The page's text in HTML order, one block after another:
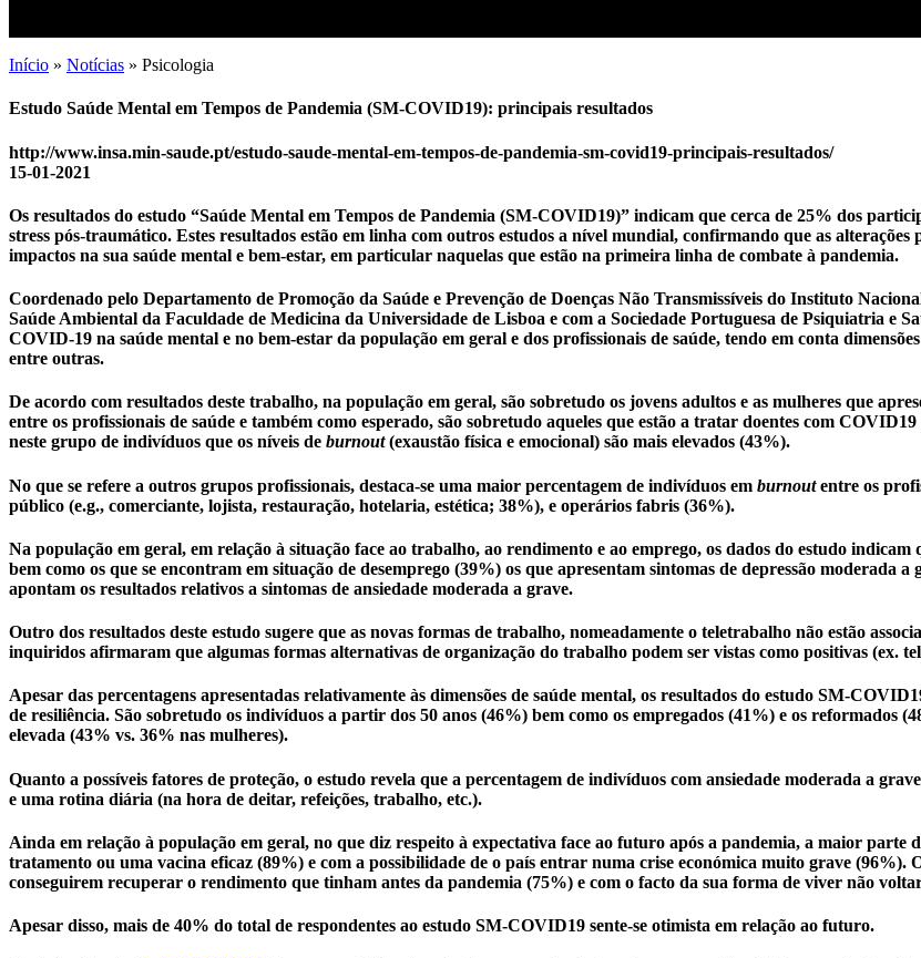
Início » Notícias » Psicologia
Estudo Saúde Mental em Tempos de Pandemia (SM-COVID19): principais resultados
http://www.insa.min-saude.pt/estudo-saude-mental-em-tempos-de-pandemia-sm-covid19-principais-resultados/
15-01-2021
Os resultados do estudo “Saúde Mental em Tempos de Pandemia (SM-COVID19)” indicam que cerca de 25% dos
stress pós-traumático. Estes resultados estão em linha com outros estudos a nível mundial, confirmando que as
impactos na sua saúde mental e bem-estar, em particular naquelas que estão na primeira linha de combate à pandemia.
Coordenado pelo Departamento de Promoção da Saúde e Prevenção de Doenças Não Transmissíveis do Instituto
Saúde Ambiental da Faculdade de Medicina da Universidade de Lisboa e com a Sociedade Portuguesa de Psiquiatria e
COVID-19 na saúde mental e no bem-estar da população em geral e dos profissionais de saúde, tendo em conta
entre outras.
De acordo com resultados deste trabalho, na população em geral, são sobretudo os jovens adultos e as mulheres que
entre os profissionais de saúde e também como esperado, são sobretudo aqueles que estão a tratar doentes com
neste grupo de indivíduos que os níveis de burnout(exaustão física e emocional) são mais elevados (43%).
No que se refere a outros grupos profissionais, destaca-se uma maior percentagem de indivíduos em burnoutentre os
público (e.g., comerciante, lojista, restauração, hotelaria, estética; 38%), e operários fabris (36%).
Na população em geral, em relação à situação face ao trabalho, ao rendimento e ao emprego, os dados do estudo
bem como os que se encontram em situação de desemprego (39%) os que apresentam sintomas de depressão moderada
apontam os resultados relativos a sintomas de ansiedade moderada a grave.
Outro dos resultados deste estudo sugere que as novas formas de trabalho, nomeadamente o teletrabalho não estão
inquiridos afirmaram que algumas formas alternativas de organização do trabalho podem ser vistas como positivas (ex.
Apesar das percentagens apresentadas relativamente às dimensões de saúde mental, os resultados do estudo SM-
de resiliência. São sobretudo os indivíduos a partir dos 50 anos (46%) bem como os empregados (41%) e os reformados
elevada (43% vs. 36% nas mulheres).
Quanto a possíveis fatores de proteção, o estudo revela que a percentagem de indivíduos com ansiedade moderada a
e uma rotina diária (na hora de deitar, refeições, trabalho, etc.).
Ainda em relação à população em geral, no que diz respeito à expectativa face ao futuro após a pandemia, a maior
tratamento ou uma vacina eficaz (89%) e com a possibilidade de o país entrar numa crise económica muito grave
conseguirem recuperar o rendimento que tinham antes da pandemia (75%) e com o facto da sua forma de viver não
Apesar disso, mais de 40% do total de respondentes ao estudo SM-COVID19 sente-se otimista em relação ao futuro.